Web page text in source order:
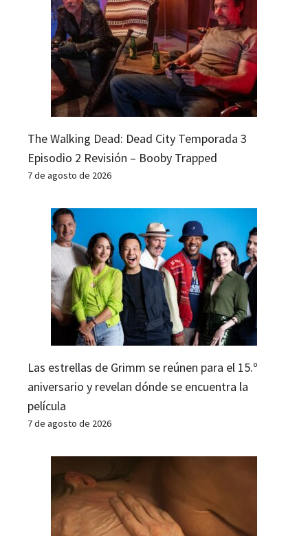
The Walking Dead: Dead City Temporada 3
Episodio 2 Revisión – Booby Trapped
7 de agosto de 2026
Las estrellas de Grimm se reúnen para el 15.º
aniversario y revelan dónde se encuentra la
película
7 de agosto de 2026